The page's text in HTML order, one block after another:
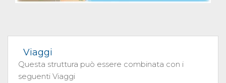
Viaggi
Questa struttura può essere combinata con i
seguenti Viaggi